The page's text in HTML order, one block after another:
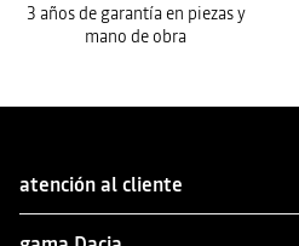
3 años de garantía en piezas y
mano de obra
atención al cliente